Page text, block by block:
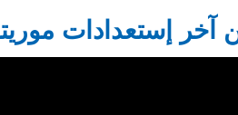
آخر إستعدادات